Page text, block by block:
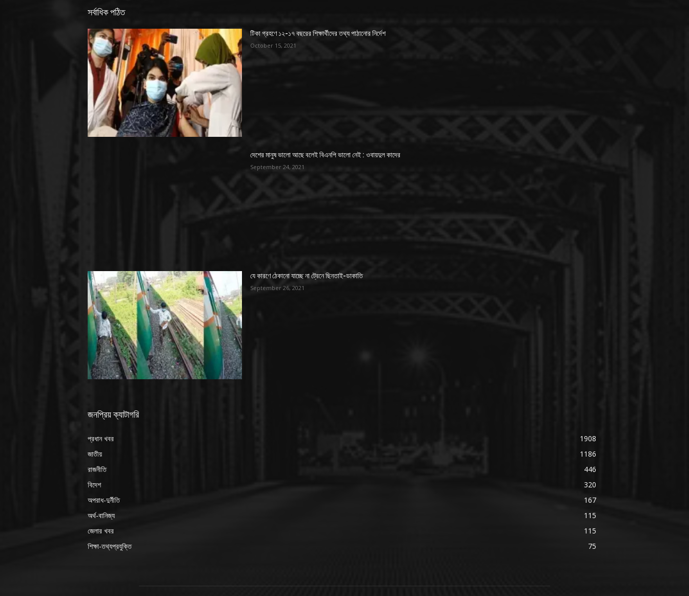
সর্বাধিক পঠিত
টিকা গ্রহণে ১২-১৭ বছরের শিক্ষার্থীদের তথ্য পাঠানোর নির্দেশ
October 15, 2021
দেশের মানুষ ভালো আছে বলেই বিএনপি ভালো নেই : ওবায়দুল কাদের
September 24, 2021
যে কারণে ঠেকানো যাচ্ছে না ট্রেনে ছিনতাই-ডাকাতি
September 26, 2021
জনপ্রিয় ক্যাটাগরি
প্রধান খবর
1908
জাতীয়
1186
রাজনীতি
446
বিদেশ
320
অপরাধ-দুর্নীতি
167
অর্থ-বানিজ্য
115
জেলার খবর
115
শিক্ষা-তথ্যপ্রযুক্তি
75